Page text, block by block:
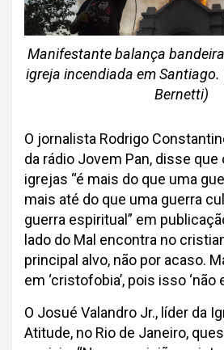
Manifestante balança
igreja incendiada em
Bernetti)
O jornalista Rodrigo
da rádio Jovem Pan, disse que
igrejas “é mais do que uma
mais até do que uma guerra
guerra espiritual” em
lado do Mal encontra no
principal alvo, não por acaso.
em ‘cristofobia’, pois isso ‘não
O Josué Valandro Jr., líder da
Atitude, no Rio de Janeiro,